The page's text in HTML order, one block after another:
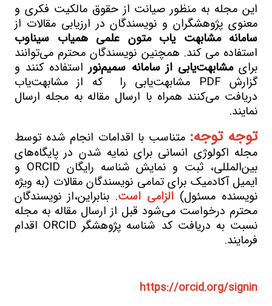
این مجله به منظور صیانت از حقوق مالکیت فکری و
معنوی پژوهشگران و نویسندگان در ارزیابی مقالات از
سامانه مشابهت یاب متون علمی همیاب سیناوب
استفاده می کند. همچنین نویسندگان محترم می‌توانند
برایمشابهت‌یابی از سامانه سمیم‌نوراستفاده کنند و
گزارش PDF مشابهت‌یابی را که از مشابهت‌یاب
دریافت می‌‌کنند همراه با ارسال مقاله به مجله ارسال
نمایند.
توجه توجه: متناسب با اقدامات انجام شده توسط
مجله اکولوژی انسانی برای نمایه شدن در پایگاه‌های
بین‌المللی، ثبت و نمایش شناسه رایگان ORCID
و
ایمیل آکادمیک برای تمامی نویسندگان مقالات (به ویژه
نویسنده مسئول) الزامی است. بنابراین،از نویسندگان
محترم درخواست می‌شود قبل از ارسال مقاله به مجله
نسبت به دریافت کد شناسه پژوهشگر ORCID اقدام
فرمایند.
https://orcid.org/signin